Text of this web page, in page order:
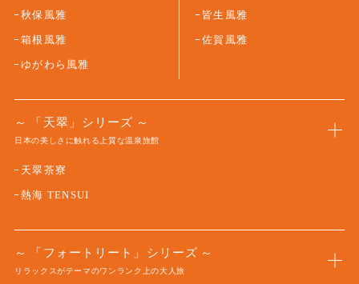
秋保風雅
箱根風雅
ゆがわら風雅
皆生風雅
佐賀風雅
「天翠」シリーズ
日本の美しさに触れる上質な温泉旅館
天翠茶寮
熱海 TENSUI
「フォートリート」シリーズ
リラックスがテーマのワンランク上の大人旅